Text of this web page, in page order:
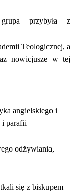
grupa przybyła z
Teologicznej, a
nowicjusze w tej
angielskiego i
i parafii
odżywiania,
się z biskupem